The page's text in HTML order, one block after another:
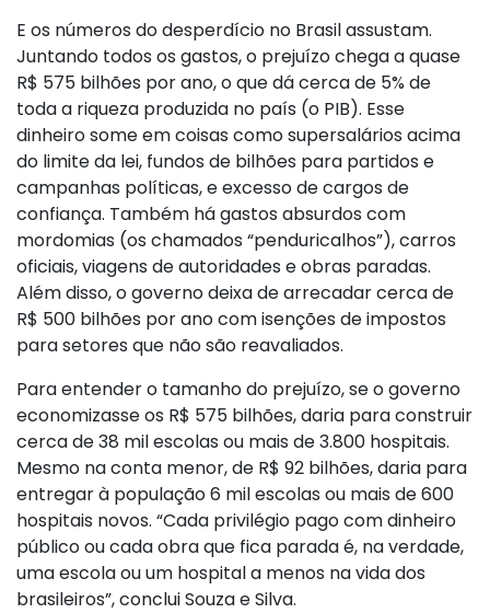
E os números do desperdício no Brasil assustam.
Juntando todos os gastos, o prejuízo chega a quase
R$ 575 bilhões por ano, o que dá cerca de 5% de
toda a riqueza produzida no país (o PIB). Esse
dinheiro some em coisas como supersalários acima
do limite da lei, fundos de bilhões para partidos e
campanhas políticas, e excesso de cargos de
confiança. Também há gastos absurdos com
mordomias (os chamados “penduricalhos”), carros
oficiais, viagens de autoridades e obras paradas.
Além disso, o governo deixa de arrecadar cerca de
R$ 500 bilhões por ano com isenções de impostos
para setores que não são reavaliados.
Para entender o tamanho do prejuízo, se o governo
economizasse os R$ 575 bilhões, daria para construir
cerca de 38 mil escolas ou mais de 3.800 hospitais.
Mesmo na conta menor, de R$ 92 bilhões, daria para
entregar à população 6 mil escolas ou mais de 600
hospitais novos. “Cada privilégio pago com dinheiro
público ou cada obra que fica parada é, na verdade,
uma escola ou um hospital a menos na vida dos
brasileiros”, conclui Souza e Silva.